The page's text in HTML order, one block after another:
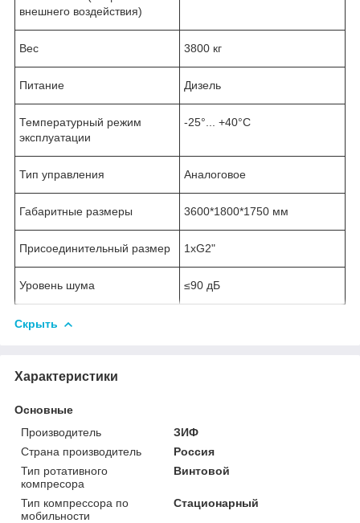
внешнего воздействия)
Вес 3800 кг
Питание Дизель
Температурный режим
эксплуатации
-25°... +40°С
Тип управления Аналоговое
Габаритные размеры 3600*1800*1750 мм
Присоединительный размер 1хG2"
Уровень шума ≤90 дБ
Скрыть
Характеристики
Основные
Производитель
ЗИФ
Страна производитель
Россия
Тип ротативного
компресора
Винтовой
Тип компрессора по
мобильности
Стационарный